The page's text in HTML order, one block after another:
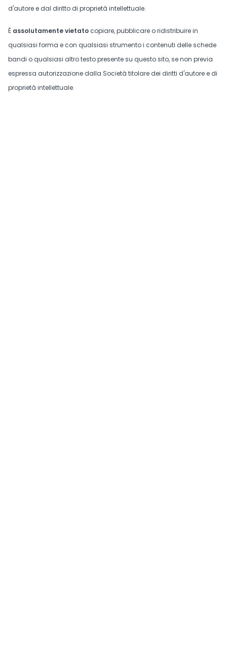
d'autore e dal diritto di proprietà intellettuale.
È assolutamente vietato copiare, pubblicare o ridistribuire in
qualsiasi forma e con qualsiasi strumento i contenuti delle schede
bandi o qualsiasi altro testo presente su questo sito, se non previa
espressa autorizzazione dalla Società titolare dei diritti d'autore e di
proprietà intellettuale.